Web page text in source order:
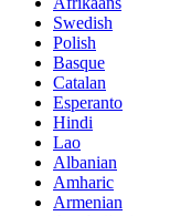
Swedish
Polish
Basque
Catalan
Esperanto
Hindi
Lao
Albanian
Amharic
Armenian